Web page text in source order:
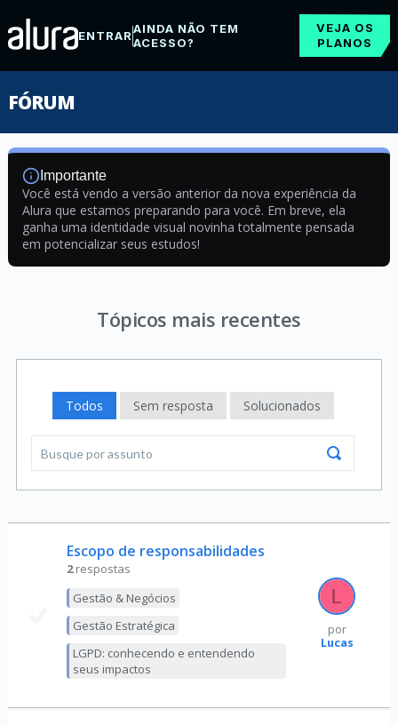
ENTRARAINDA NÃO TEM
ACESSO?
VEJA OS
PLANOS
FÓRUM
Importante
Você está vendo a versão anterior da nova experiência da
Alura que estamos preparando para você. Em breve, ela
ganha uma identidade visual novinha totalmente pensada
em potencializar seus estudos!
Tópicos mais recentes
Todos Sem resposta Solucionados
Escopo de responsabilidades
2 respostas
Gestão & Negócios
Gestão Estratégica
LGPD: conhecendo e entendendo
seus impactos
por
Lucas